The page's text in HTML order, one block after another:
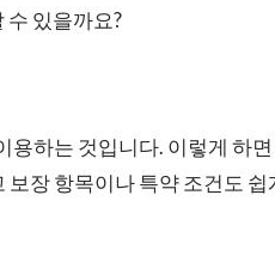
수 있을까요?
용하는 것입니다. 이렇게 하
장 항목이나 특약 조건도 쉽